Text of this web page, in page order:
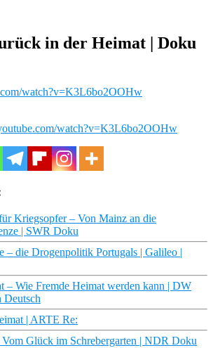
in der Heimat | Doku
watch?v=K3L6bo2OOHw
watch?v=K3L6bo2OOHw
Kriegsopfer – Von Mainz an die
| SWR Doku
– die Drogenpolitik Portugals | Galileo |
– Wie Fremde Heimat werden kann | DW
Deutsch
| ARTE Re:
Glück im Schrebergarten | NDR Doku